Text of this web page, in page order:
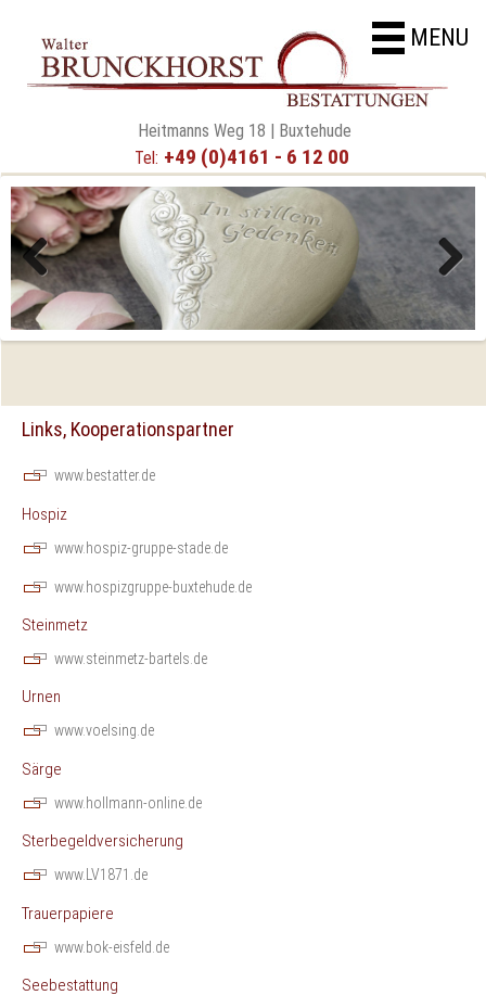
MENU
Heitmanns Weg 18 | Buxtehude
Tel: +49 (0)4161 - 6 12 00
Previous
Links, Kooperationspartner
www.bestatter.de
Hospiz
www.hospiz-gruppe-stade.de
www.hospizgruppe-buxtehude.de
Steinmetz
www.steinmetz-bartels.de
Urnen
www.voelsing.de
Särge
www.hollmann-online.de
Sterbegeldversicherung
www.LV1871.de
Trauerpapiere
www.bok-eisfeld.de
Seebestattung